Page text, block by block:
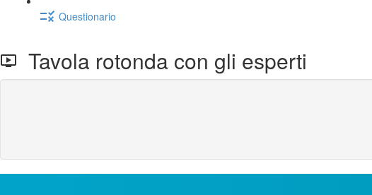
Questionario
Tavola rotonda con gli esperti